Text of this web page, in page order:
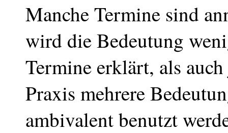
Manche Termine sind
wird die Bedeutung
Termine erklärt, als
Praxis mehrere
ambivalent benutzt